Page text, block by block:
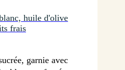
huile d'olive
frais
garnie avec